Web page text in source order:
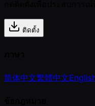
ติดตั้ง
简体中文繁體中文